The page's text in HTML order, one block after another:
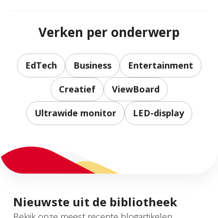
Verken per onderwerp
EdTech Business Entertainment
Creatief ViewBoard
Ultrawide monitor LED-display
Nieuwste uit de bibliotheek